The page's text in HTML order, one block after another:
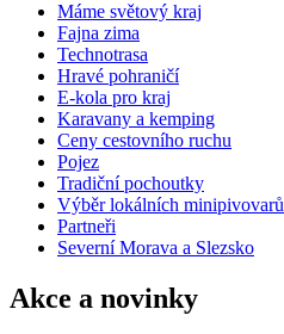
Máme světový kraj
Fajna zima
Technotrasa
Hravé pohraničí
E-kola pro kraj
Karavany a kemping
Ceny cestovního ruchu
Pojez
Tradiční pochoutky
Výběr lokálních minipivovarů
Partneři
Severní Morava a Slezsko
Akce a novinky